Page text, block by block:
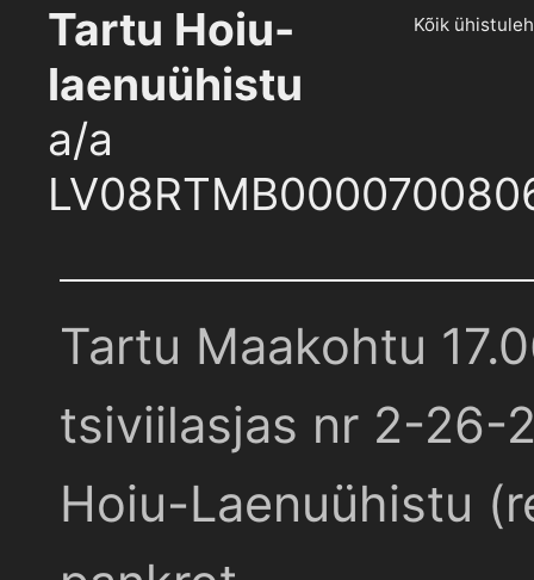
Tartu Hoiu-
laenuühistu
a/a
Kõik
Tartu Maakohtu
tsiviilasjas nr 2-26-
Hoiu-Laenuühistu